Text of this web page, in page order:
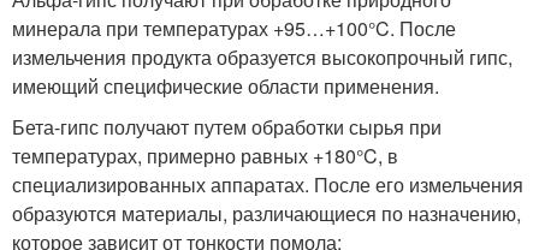
минерала при температурах +95…+100°C. После
измельчения продукта образуется высокопрочный гипс,
имеющий специфические области применения.
Бета-гипс получают путем обработки сырья при
температурах, примерно равных +180°C, в
специализированных аппаратах. После его измельчения
образуются материалы, различающиеся по назначению,
которое зависит от тонкости помола: